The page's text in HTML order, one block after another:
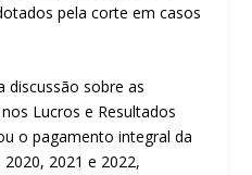
pela corte em casos
sobre as
Lucros e Resultados
o pagamento integral da
2021 e 2022,